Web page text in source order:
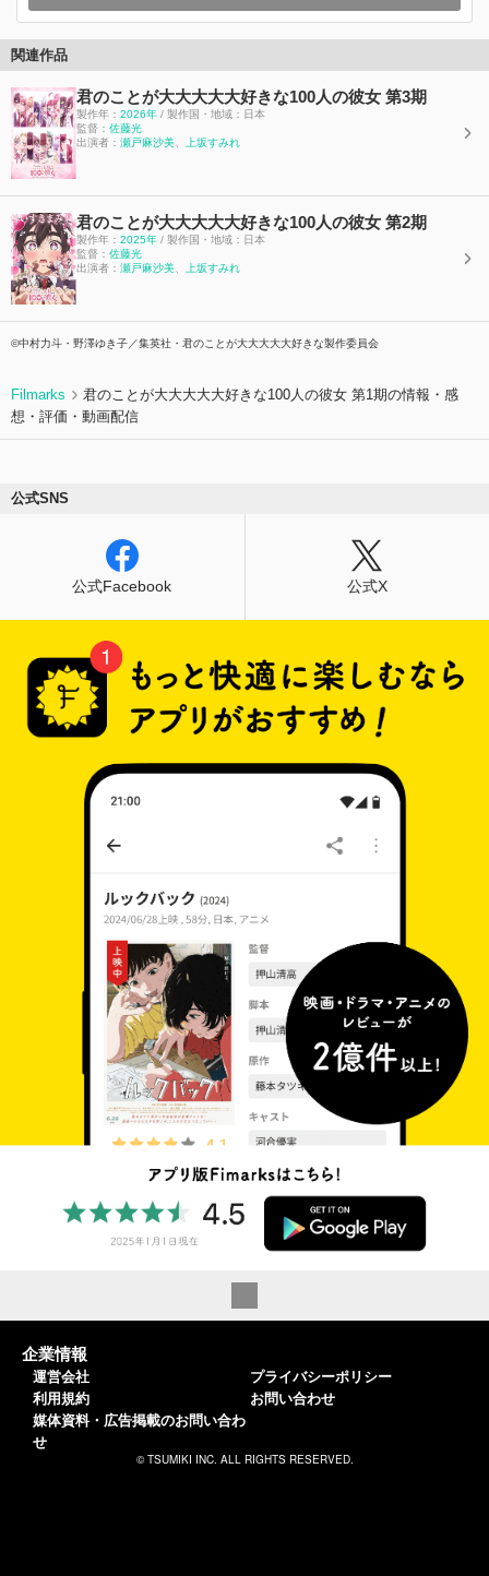
関連作品
君のことが大大大大大好きな100人の彼女 第3期
製作年： 2026年 / 製作国・地域：日本
監督： 佐藤光
出演者： 瀬戸麻沙美 上坂すみれ
君のことが大大大大大好きな100人の彼女 第2期
製作年： 2025年 / 製作国・地域：日本
監督： 佐藤光
出演者： 瀬戸麻沙美 上坂すみれ
©中村力斗・野澤ゆき子／集英社・君のことが大大大大大好きな製作委員会
Filmarks
君のことが大大大大大好きな100人の彼女 第1期の情報・感
想・評価・動画配信
公式SNS
公式Facebook 公式X
企業情報
運営会社
利用規約
媒体資料・広告掲載のお問い合わ
せ
プライバシーポリシー
お問い合わせ
© TSUMIKI INC. ALL RIGHTS RESERVED.